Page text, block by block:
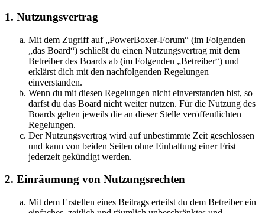
1. Nutzungsvertrag
Mit dem Zugriff auf „PowerBoxer-Forum“ (im Folgenden
„das Board“) schließt du einen Nutzungsvertrag mit dem
Betreiber des Boards ab (im Folgenden „Betreiber“) und
erklärst dich mit den nachfolgenden Regelungen
einverstanden.
Wenn du mit diesen Regelungen nicht einverstanden bist, so
darfst du das Board nicht weiter nutzen. Für die Nutzung des
Boards gelten jeweils die an dieser Stelle veröffentlichten
Regelungen.
Der Nutzungsvertrag wird auf unbestimmte Zeit geschlossen
und kann von beiden Seiten ohne Einhaltung einer Frist
jederzeit gekündigt werden.
2. Einräumung von Nutzungsrechten
Mit dem Erstellen eines Beitrags erteilst du dem Betreiber ein